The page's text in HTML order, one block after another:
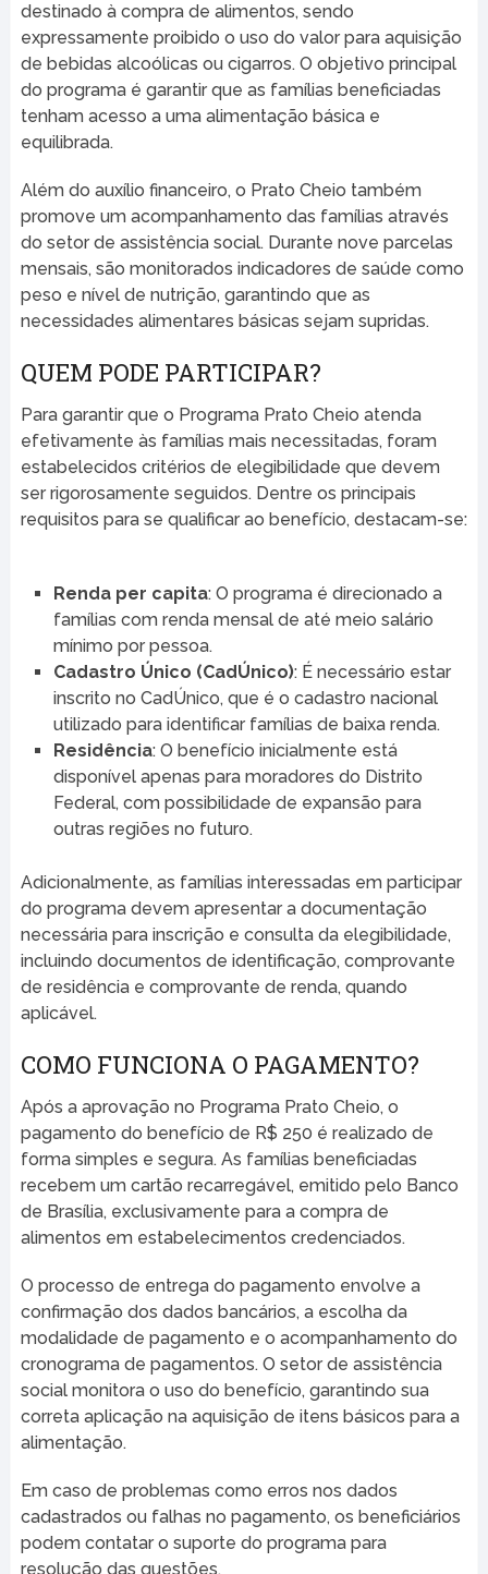
destinado à compra de alimentos, sendo
expressamente proibido o uso do valor para aquisição
de bebidas alcoólicas ou cigarros. O objetivo principal
do programa é garantir que as famílias beneficiadas
tenham acesso a uma alimentação básica e
equilibrada.
Além do auxílio financeiro, o Prato Cheio também
promove um acompanhamento das famílias através
do setor de assistência social. Durante nove parcelas
mensais, são monitorados indicadores de saúde como
peso e nível de nutrição, garantindo que as
necessidades alimentares básicas sejam supridas.
QUEM PODE PARTICIPAR?
Para garantir que o Programa Prato Cheio atenda
efetivamente às famílias mais necessitadas, foram
estabelecidos critérios de elegibilidade que devem
ser rigorosamente seguidos. Dentre os principais
requisitos para se qualificar ao benefício, destacam-se:
Renda per capita: O programa é direcionado a
famílias com renda mensal de até meio salário
mínimo por pessoa.
Cadastro Único (CadÚnico): É necessário estar
inscrito no CadÚnico, que é o cadastro nacional
utilizado para identificar famílias de baixa renda.
Residência: O benefício inicialmente está
disponível apenas para moradores do Distrito
Federal, com possibilidade de expansão para
outras regiões no futuro.
Adicionalmente, as famílias interessadas em participar
do programa devem apresentar a documentação
necessária para inscrição e consulta da elegibilidade,
incluindo documentos de identificação, comprovante
de residência e comprovante de renda, quando
aplicável.
COMO FUNCIONA O PAGAMENTO?
Após a aprovação no Programa Prato Cheio, o
pagamento do benefício de R$ 250 é realizado de
forma simples e segura. As famílias beneficiadas
recebem um cartão recarregável, emitido pelo Banco
de Brasília, exclusivamente para a compra de
alimentos em estabelecimentos credenciados.
O processo de entrega do pagamento envolve a
confirmação dos dados bancários, a escolha da
modalidade de pagamento e o acompanhamento do
cronograma de pagamentos. O setor de assistência
social monitora o uso do benefício, garantindo sua
correta aplicação na aquisição de itens básicos para a
alimentação.
Em caso de problemas como erros nos dados
cadastrados ou falhas no pagamento, os beneficiários
podem contatar o suporte do programa para
resolução das questões.